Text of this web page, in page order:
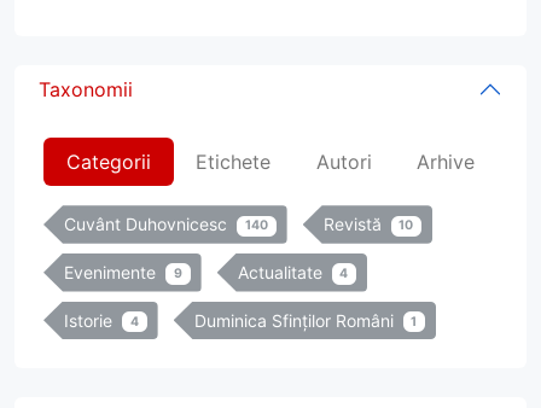
Taxonomii
Categorii Etichete Autori Arhive
Cuvânt Duhovnicesc 140 Revistă 10
Evenimente 9 Actualitate 4
Istorie 4 Duminica Sfinților Români 1